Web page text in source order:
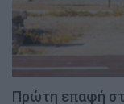
Πρώτη επαφή